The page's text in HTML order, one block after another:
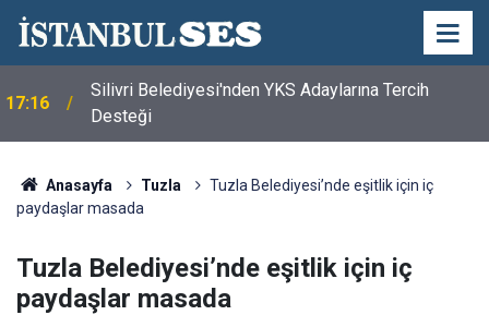
17:16
Silivri Belediyesi'nden YKS Adaylarına Tercih
Desteği
Anasayfa Tuzla
Tuzla Belediyesi’nde eşitlik için iç
paydaşlar masada
Tuzla Belediyesi’nde eşitlik için iç
paydaşlar masada